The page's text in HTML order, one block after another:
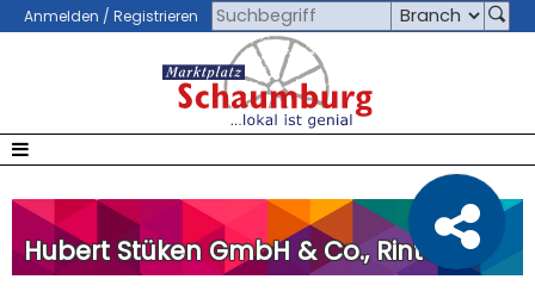
Anmelden / Registrieren
Hubert Stüken GmbH & Co., Rinteln